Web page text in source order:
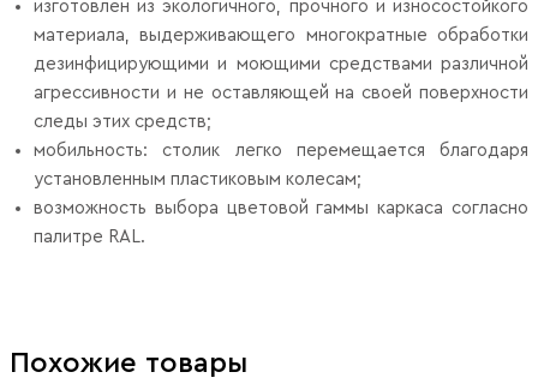
изготовлен из экологичного, прочного и износостойкого
материала, выдерживающего многократные обработки
дезинфицирующими и моющими средствами различной
агрессивности и не оставляющей на своей поверхности
следы этих средств;
мобильность: столик легко перемещается благодаря
установленным пластиковым колесам;
возможность выбора цветовой гаммы каркаса согласно
палитре RAL.
Похожие товары